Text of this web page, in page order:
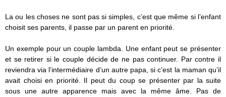
La ou les choses ne sont pas si simples, c’est que même si l’enfant
choisit ses parents, il passe par un parent en priorité.
Un exemple pour un couple lambda. Une enfant peut se présenter
et se retirer si le couple décide de ne pas continuer. Par contre il
reviendra via l’intermédiaire d’un autre papa, si c’est la maman qu’il
avait choisi en priorité. Il peut du coup se présenter par la suite
sous une autre apparence mais avec la même âme. Pas de